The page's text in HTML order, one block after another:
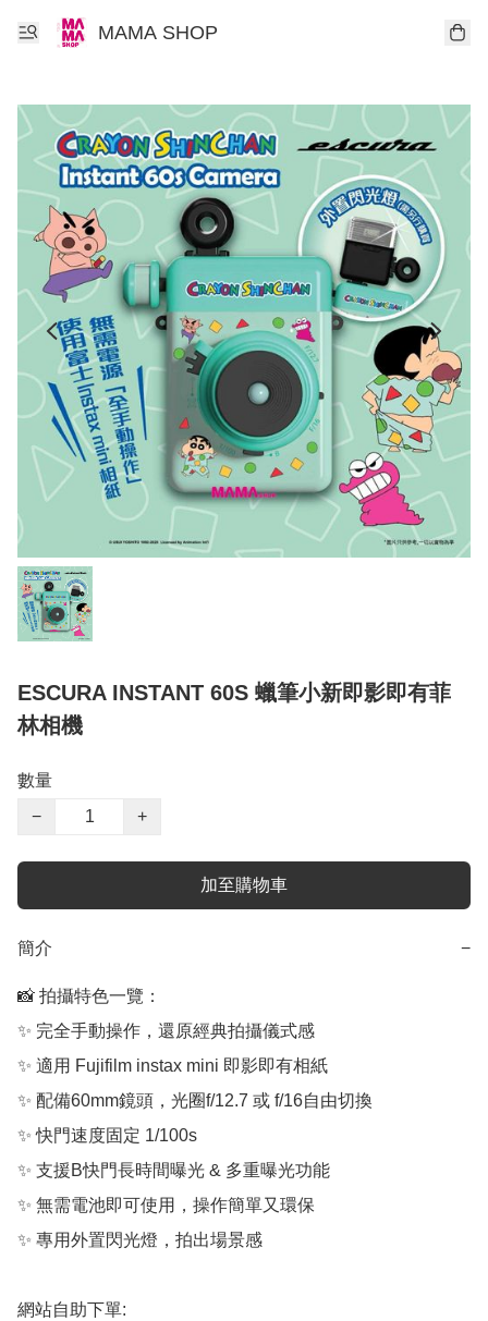
MAMA SHOP
ESCURA INSTANT 60S 蠟筆小新即影即有菲
林相機
數量
−
+
加至購物車
簡介 −
📸 拍攝特色一覽：
✨ 完全手動操作，還原經典拍攝儀式感
✨ 適用 Fujifilm instax mini 即影即有相紙
✨ 配備60mm鏡頭，光圈f/12.7 或 f/16自由切換
✨ 快門速度固定 1/100s
✨ 支援B快門長時間曝光 & 多重曝光功能
✨ 無需電池即可使用，操作簡單又環保
✨ 專用外置閃光燈，拍出場景感
網站自助下單: